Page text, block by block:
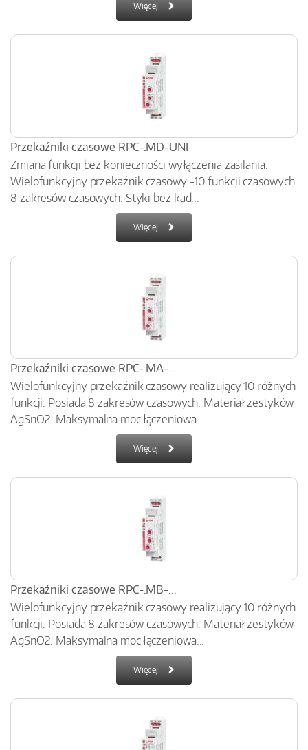
Więcej
Przekaźniki czasowe RPC-.MD-UNI
Zmiana funkcji bez konieczności wyłączenia zasilania.
Wielofunkcyjny przekaźnik czasowy -10 funkcji czasowych.
8 zakresów czasowych. Styki bez kad...
Więcej
Przekaźniki czasowe RPC-.MA-...
Wielofunkcyjny przekaźnik czasowy realizujący 10 różnych
funkcji. Posiada 8 zakresów czasowych. Materiał zestyków
AgSnO2. Maksymalna moc łączeniowa...
Więcej
Przekaźniki czasowe RPC-.MB-...
Wielofunkcyjny przekaźnik czasowy realizujący 10 różnych
funkcji. Posiada 8 zakresów czasowych. Materiał zestyków
AgSnO2. Maksymalna moc łączeniowa...
Więcej